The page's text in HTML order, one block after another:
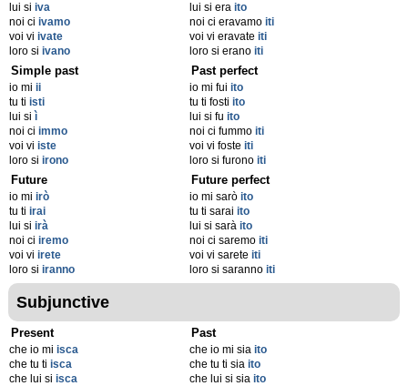
lui si iva
noi ci ivamo
voi vi ivate
loro si ivano
lui si eraito
noi ci eravamoiti
voi vi eravateiti
loro si eranoiti
Simple past
io mi ii
tu ti isti
lui si ì
noi ci immo
voi vi iste
loro si irono
Past perfect
io mi fuiito
tu ti fostiito
lui si fuito
noi ci fummoiti
voi vi fosteiti
loro si furonoiti
Future
io mi irò
tu ti irai
lui si irà
noi ci iremo
voi vi irete
loro si iranno
Future perfect
io mi saròito
tu ti saraiito
lui si saràito
noi ci saremoiti
voi vi sareteiti
loro si sarannoiti
Subjunctive
Present
che io mi isca
che tu ti isca
che lui si isca
Past
che io mi siaito
che tu ti siaito
che lui si siaito